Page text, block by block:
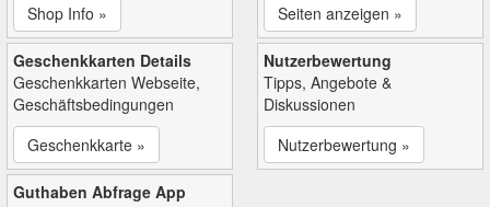
Shop Info »
Seiten anzeigen »
Geschenkkarten Details
Geschenkkarten Webseite,
Geschäftsbedingungen
Geschenkkarte »
Nutzerbewertung
Tipps, Angebote &
Diskussionen
Nutzerbewertung »
Guthaben Abfrage App